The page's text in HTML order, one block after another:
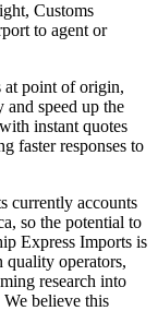
Customs
to agent or
at point of origin,
speed up the
instant quotes
faster responses to
currently accounts
so the potential to
Express Imports is
quality operators,
research into
believe this